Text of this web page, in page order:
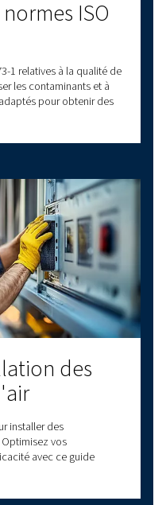
répondre à toutes vos
sujets
COMPRESSEURS À VIS
COMPRIMÉ